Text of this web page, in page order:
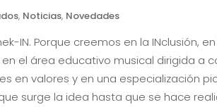
, Noticias, Novedades
IN. Porque creemos en la INclusión,
el área educativo musical dirigida a
en valores y en una especialización
surge la idea hasta que se hace